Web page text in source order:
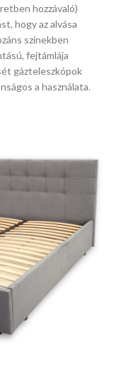
hozzávaló)
hogy az alvása
színekben
fejtámlája
gázteleszkópok
a használata.